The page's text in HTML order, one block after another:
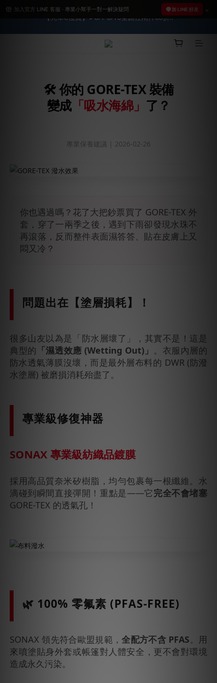
2026車友推薦新車鍍膜１００% 成功的秘訣，全靠這組😎　 ( 查
看鍍膜攻略✔ )
【亮車C位賞】➤8/1-8/10全館任兩件88折!!
看鍍膜攻略✔ )
加入官方 LINE 客服 · 專業小幫手一對一解決疑問 加 LINE 好友
🛠️ 你的 GORE-TEX 裝備
變成「吸水海綿」 了？
專業保養建議 | 2026-02-26
你也遇過嗎？花了大把鈔票買了 GORE-TEX 外
套，穿了一兩季之後，遇到下雨卻發現水珠不
再滾落，反而整件表面濕答答、貼在皮膚上又
悶又冷？
問題出在【塗層損耗】！
很多山友以為是「防水層壞了」，其實不是！這是
典型的 「濕透效應 (Wetting Out)」 。衣服內層的
防水透氣薄膜沒壞，而是最外層布料的 DWR (防潑
水塗層) 被磨損消耗殆盡了。
專業級修復神器
SONAX 專業級紡織品鍍膜
採用高品質奈米矽樹脂，均勻包裹每一根纖維。水
滴碰到瞬間直接彈開！重點是——它完全不會堵塞
GORE-TEX 的透氣孔！
🌿 100% 零氟素 (PFAS-FREE)
SONAX 領先符合歐盟規範，全配方不含 PFAS。用
來噴塗貼身外套或帳篷對人體安全，更不會對環境
造成永久污染。